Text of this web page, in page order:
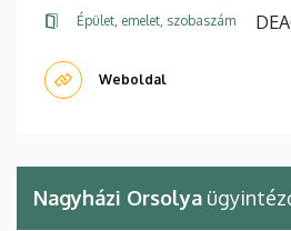
Épület, emelet, szobaszám
Weboldal
Nagyházi Orsolya